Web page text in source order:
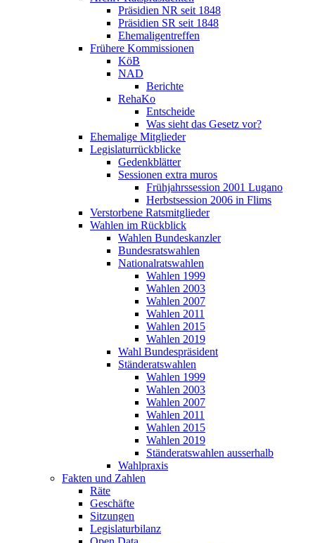
Präsidien NR seit 1848
Präsidien SR seit 1848
Ehemaligentreffen
Frühere Kommissionen
KöB
NAD
Berichte
RehaKo
Entscheide
Was sieht das Gesetz vor?
Ehemalige Mitglieder
Legislaturrückblicke
Gedenkblätter
Sessionen extra muros
Frühjahrssession 2001 Lugano
Herbstsession 2006 in Flims
Verstorbene Ratsmitglieder
Wahlen im Rückblick
Wahlen Bundeskanzler
Bundesratswahlen
Nationalratswahlen
Wahlen 1999
Wahlen 2003
Wahlen 2007
Wahlen 2011
Wahlen 2015
Wahlen 2019
Wahl Bundespräsident
Ständeratswahlen
Wahlen 1999
Wahlen 2003
Wahlen 2007
Wahlen 2011
Wahlen 2015
Wahlen 2019
Ständeratswahlen ausserhalb
Wahlpraxis
Fakten und Zahlen
Räte
Geschäfte
Sitzungen
Legislaturbilanz